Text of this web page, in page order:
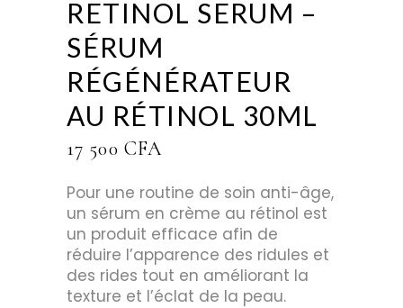
RETINOL SERUM –
SÉRUM
RÉGÉNÉRATEUR
AU RÉTINOL 30ML
17 500 CFA
Pour une routine de soin anti-âge,
un sérum en crème au rétinol est
un produit efficace afin de
réduire l’apparence des ridules et
des rides tout en améliorant la
texture et l’éclat de la peau.